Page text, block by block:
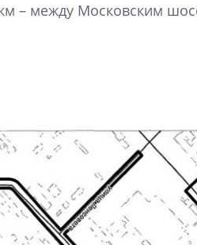
– между Московским